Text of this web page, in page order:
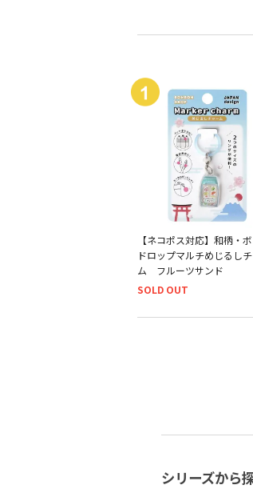
【ネコポス対応】和柄・
ドロップマルチめじるし
ム フルーツサンド
SOLD OUT
シリーズから